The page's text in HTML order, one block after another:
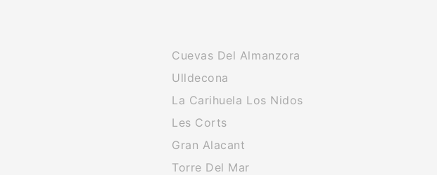
Cuevas Del Almanzora
Ulldecona
La Carihuela Los Nidos
Les Corts
Gran Alacant
Torre Del Mar